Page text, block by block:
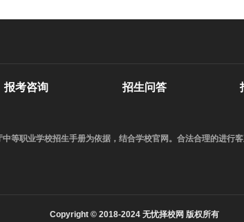
报考咨询 招生问答
等职业学校招生手册为依据，结合学校官网。合法合理的进行
Copyright © 2018-2024 无忧择校网 版权所有